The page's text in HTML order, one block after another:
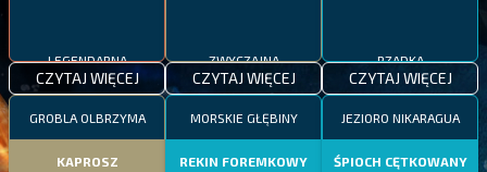
CZYTAJ WIĘCEJ CZYTAJ WIĘCEJ CZYTAJ WIĘCEJ
GROBLA OLBRZYMA
KAPROSZ
MORSKIE GŁĘBINY
REKIN FOREMKOWY
JEZIORO NIKARAGUA
ŚPIOCH CĘTKOWANY